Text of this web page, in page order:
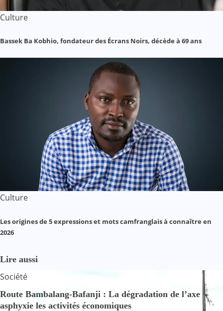
Culture
Bassek Ba Kobhio, fondateur des Écrans Noirs, décède à 69 ans
Culture
Les origines de 5 expressions et mots camfranglais à connaître en
2026
Lire aussi
Société
Route Bambalang-Bafanji : La dégradation de l’axe
asphyxie les activités économiques